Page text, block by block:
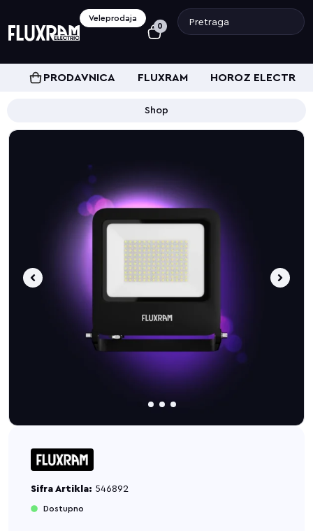
Veleprodaja
0
PRODAVNICA FLUXRAM HOROZ ELECTRIC
Shop
Sifra Artikla: 546892
Dostupno